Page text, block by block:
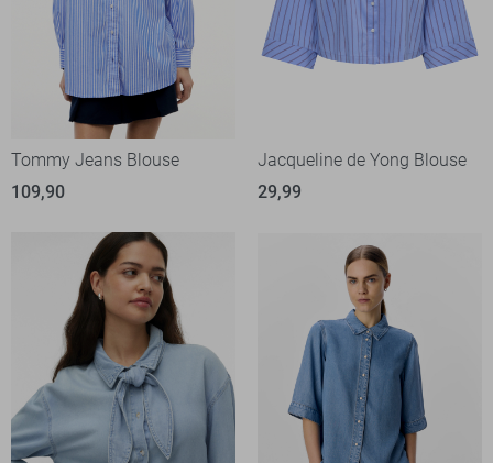
Tommy Jeans Blouse
109,90
Jacqueline de Yong Blouse
29,99